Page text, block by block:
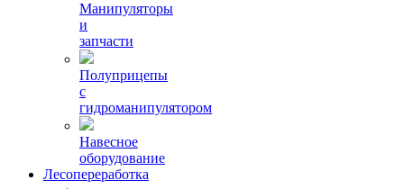
Манипуляторы
и
запчасти
Полуприцепы
с
гидроманипулятором
Навесное
оборудование
Лесопереработка